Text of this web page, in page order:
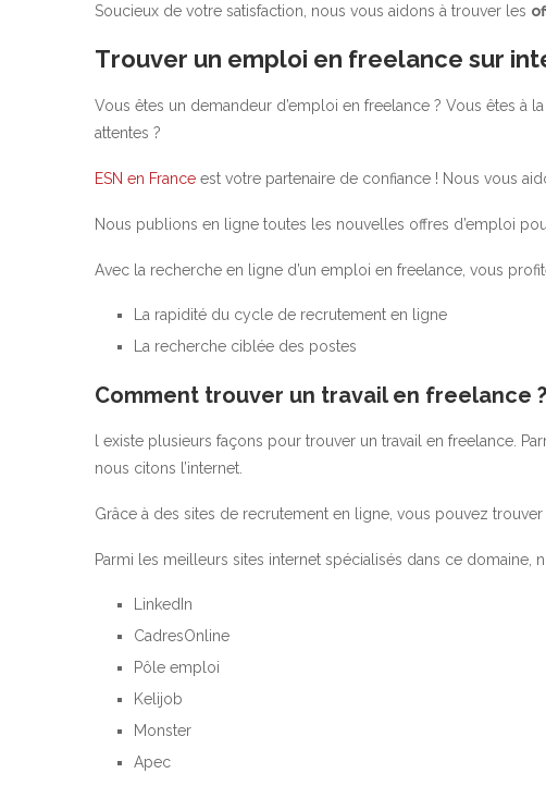
Soucieux de votre satisfaction, nous vous aidons à trouver les
Trouver un emploi en freelance sur
Vous êtes un demandeur d’emploi en freelance ? Vous êtes à
attentes ?
ESN en France est votre partenaire de confiance ! Nous vous
Nous publions en ligne toutes les nouvelles offres d’emploi
Avec la recherche en ligne d’un emploi en freelance, vous
La rapidité du cycle de recrutement en ligne
La recherche ciblée des postes
Comment trouver un travail en freelance ?
l existe plusieurs façons pour trouver un travail en freelance.
nous citons l’internet.
Grâce à des sites de recrutement en ligne, vous pouvez
Parmi les meilleurs sites internet spécialisés dans ce domaine,
LinkedIn
CadresOnline
Pôle emploi
Kelijob
Monster
Apec